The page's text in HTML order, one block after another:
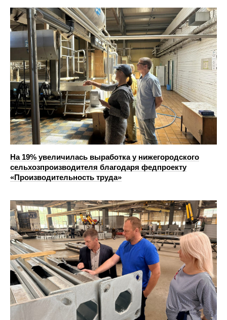
На 19% увеличилась выработка у нижегородского
сельхозпроизводителя благодаря федпроекту
«Производительность труда»